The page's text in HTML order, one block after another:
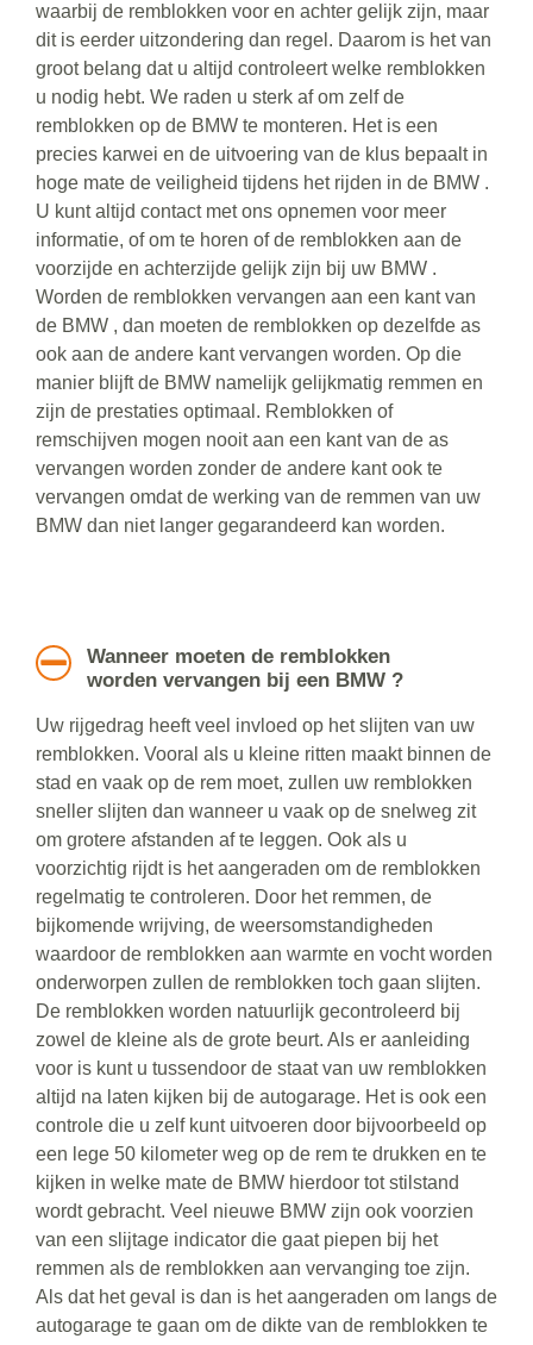
waarbij de remblokken voor en achter gelijk zijn, maar
dit is eerder uitzondering dan regel. Daarom is het van
groot belang dat u altijd controleert welke remblokken
u nodig hebt. We raden u sterk af om zelf de
remblokken op de BMW te monteren. Het is een
precies karwei en de uitvoering van de klus bepaalt in
hoge mate de veiligheid tijdens het rijden in de BMW .
U kunt altijd contact met ons opnemen voor meer
informatie, of om te horen of de remblokken aan de
voorzijde en achterzijde gelijk zijn bij uw BMW .
Worden de remblokken vervangen aan een kant van
de BMW , dan moeten de remblokken op dezelfde as
ook aan de andere kant vervangen worden. Op die
manier blijft de BMW namelijk gelijkmatig remmen en
zijn de prestaties optimaal. Remblokken of
remschijven mogen nooit aan een kant van de as
vervangen worden zonder de andere kant ook te
vervangen omdat de werking van de remmen van uw
BMW dan niet langer gegarandeerd kan worden.
Wanneer moeten de remblokken
worden vervangen bij een BMW ?
Uw rijgedrag heeft veel invloed op het slijten van uw
remblokken. Vooral als u kleine ritten maakt binnen de
stad en vaak op de rem moet, zullen uw remblokken
sneller slijten dan wanneer u vaak op de snelweg zit
om grotere afstanden af te leggen. Ook als u
voorzichtig rijdt is het aangeraden om de remblokken
regelmatig te controleren. Door het remmen, de
bijkomende wrijving, de weersomstandigheden
waardoor de remblokken aan warmte en vocht worden
onderworpen zullen de remblokken toch gaan slijten.
De remblokken worden natuurlijk gecontroleerd bij
zowel de kleine als de grote beurt. Als er aanleiding
voor is kunt u tussendoor de staat van uw remblokken
altijd na laten kijken bij de autogarage. Het is ook een
controle die u zelf kunt uitvoeren door bijvoorbeeld op
een lege 50 kilometer weg op de rem te drukken en te
kijken in welke mate de BMW hierdoor tot stilstand
wordt gebracht. Veel nieuwe BMW zijn ook voorzien
van een slijtage indicator die gaat piepen bij het
remmen als de remblokken aan vervanging toe zijn.
Als dat het geval is dan is het aangeraden om langs de
autogarage te gaan om de dikte van de remblokken te